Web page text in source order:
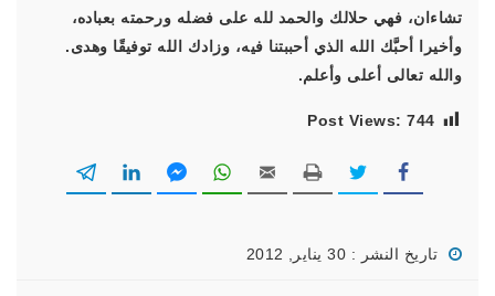
تشاءان، فهي حلالك والحمد لله على فضله ورحمته بعباده،
وأخيرا أحبَّك الله الذي أحببتنا فيه، وزادك الله توفيقًا وهدى.
والله تعالى أعلى وأعلم.
Post Views: 744
تاريخ النشر : 30 يناير, 2012